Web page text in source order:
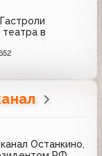
в
Останкино,